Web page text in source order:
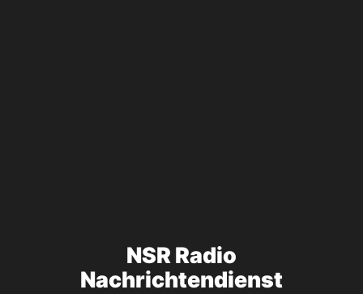
NSR Radio
Nachrichtendienst